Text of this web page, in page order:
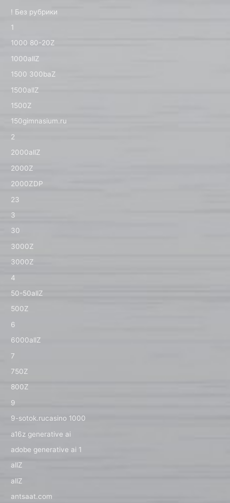
! Без рубрики
1
1000 80-20Z
1000allZ
1500 300baZ
1500allZ
1500Z
150gimnasium.ru
2
2000allZ
2000Z
2000ZDP
23
3
30
3000Z
3000Z
4
50-50allZ
500Z
6
6000allZ
7
750Z
800Z
9
9-sotok.rucasino 1000
a16z generative ai
adobe generative ai 1
allZ
allZ
antsaat.com